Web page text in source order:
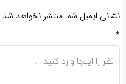
نشانی ایمیل شما منتشر نخواهد شد.
*